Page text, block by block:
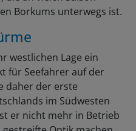
Borkums unterwegs ist.
westlichen Lage ein
für Seefahrer auf der
daher der erste
im Südwesten
er nicht mehr in Betrieb